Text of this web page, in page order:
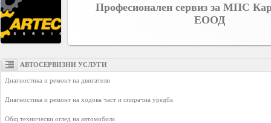
Charts
Yepses
Members
Професионален сервиз за МПС
ЕООД
АВТОСЕРВИЗНИ УСЛУГИ
Диагностика и ремонт на двигатели
Диагностика и ремонт на ходова част и спирачна уредба
Общ технически оглед на автомобила